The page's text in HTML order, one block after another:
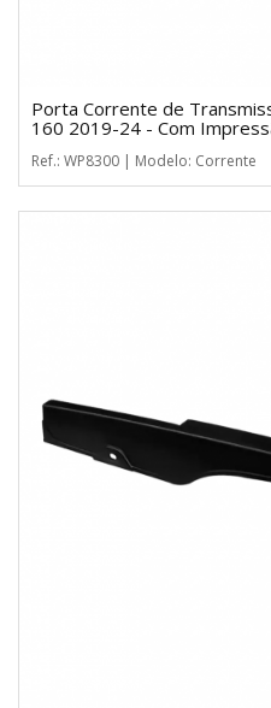
Porta Corrente de
160 2019-24 - Com
Ref.: WP8300 | Modelo: Corrente